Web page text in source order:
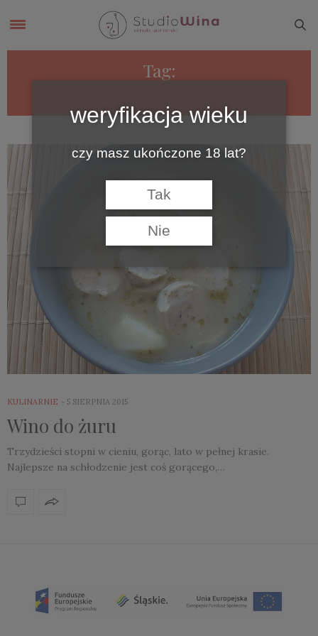
Tag:
KULINARNIE 5 SIERPNIA 2015
Wino do żuru
Trzydzieści stopni w cieniu, gorąc, lato w pełnej krasie.
Najlepsze na schłodzenie jest coś gorącego,…
weryfikacja wieku
czy masz ukończone 18 lat?
Tak
Nie